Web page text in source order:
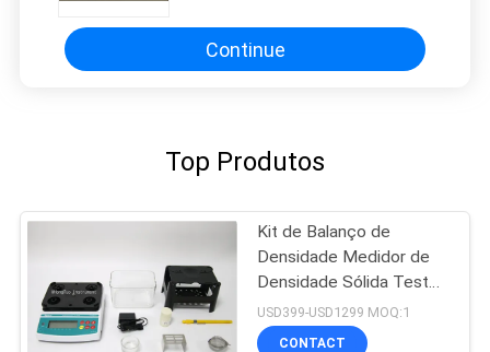
Continue
Top Produtos
Kit de Balanço de
Densidade Medidor de
Densidade Sólida Teste
de Porosidade de
Mineração para Plástico
USD399-USD1299 MOQ:1
CONTACT